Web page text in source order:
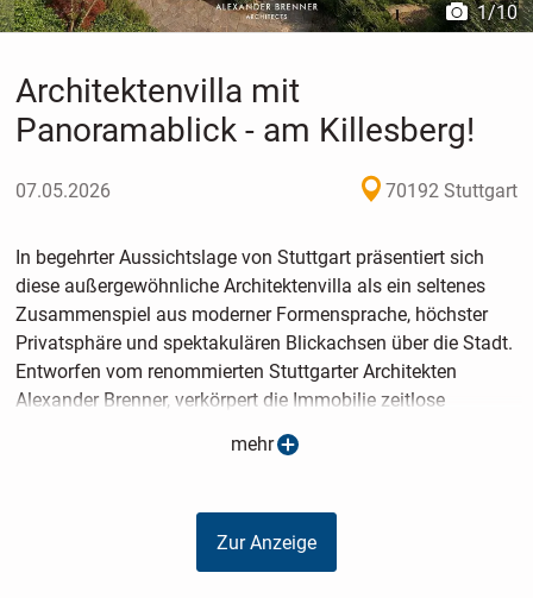
1/10
Architektenvilla mit
Panoramablick - am Killesberg!
07.05.2026 70192 Stuttgart
In begehrter Aussichtslage von Stuttgart präsentiert sich
diese außergewöhnliche Architektenvilla als ein seltenes
Zusammenspiel aus moderner Formensprache, höchster
Privatsphäre und spektakulären Blickachsen über die Stadt.
Entworfen vom renommierten Stuttgarter Architekten
Alexander Brenner, verkörpert die Immobilie zeitlose
Architektur, klare Linien und ein durchdachtes Raumkonzept
Bereits von außen beeindruckt die Villa durch ihre
puristische Gestaltung und die diskrete Einbettung in das
Grundstück. Von der Straße nahezu uneinsehbar, eröffnet
mehr
Zur Anzeige